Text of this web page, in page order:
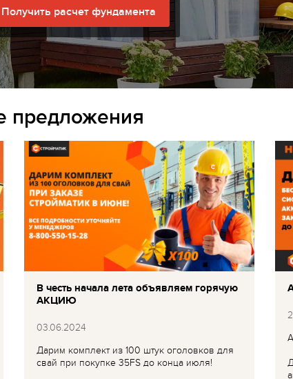
Получить расчет фундамента
предложения
В честь начала лета объявляем горячую
АКЦИЮ
03.06.2024
Дарим комплект из 100 штук оголовков для
свай при покупке 35FS до конца июля!